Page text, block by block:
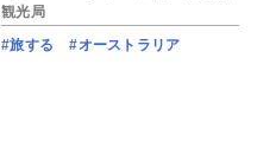
観光局
#旅する
#オーストラリア